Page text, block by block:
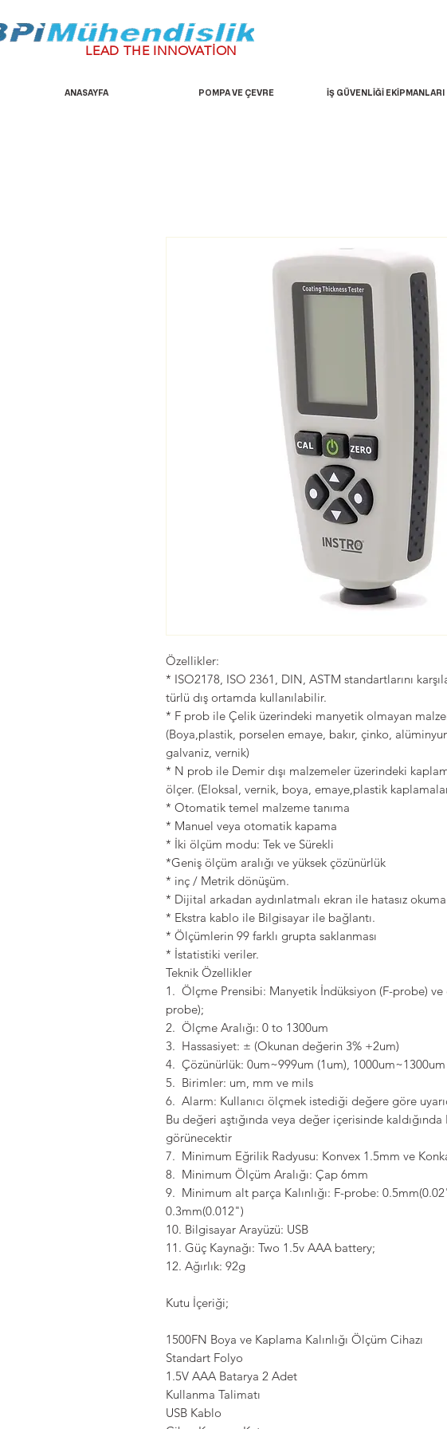
LEAD THE INNOVATİON
ANASAYFA POMPA VE ÇEVRE İŞ GÜVENLİĞİ EKİPMANLARI
Özellikler:
* ISO2178, ISO 2361, DIN, ASTM standartlarını
türlü dış ortamda kullanılabilir.
* F prob ile Çelik üzerindeki manyetik olmayan
(Boya,plastik, porselen emaye, bakır, çinko,
galvaniz, vernik)
* N prob ile Demir dışı malzemeler üzerindeki
ölçer. (Eloksal, vernik, boya, emaye,plastik
* Otomatik temel malzeme tanıma
* Manuel veya otomatik kapama
* İki ölçüm modu: Tek ve Sürekli
*Geniş ölçüm aralığı ve yüksek çözünürlük
* inç / Metrik dönüşüm.
* Dijital arkadan aydınlatmalı ekran ile hatasız okuma
* Ekstra kablo ile Bilgisayar ile bağlantı.
* Ölçümlerin 99 farklı grupta saklanması
* İstatistiki veriler.
Teknik Özellikler
1. Ölçme Prensibi: Manyetik İndüksiyon (F-probe)
probe);
2. Ölçme Aralığı: 0 to 1300um
3. Hassasiyet: ± (Okunan değerin 3% +2um)
4. Çözünürlük: 0um~999um (1um),
5. Birimler: um, mm ve mils
6. Alarm: Kullanıcı ölçmek istediği değere göre
Bu değeri aştığında veya değer içerisinde
görünecektir
7. Minimum Eğrilik Radyusu: Konvex 1.5mm ve
8. Minimum Ölçüm Aralığı: Çap 6mm
9. Minimum alt parça Kalınlığı: F-probe:
0.3mm(0.012")
10. Bilgisayar Arayüzü: USB
11. Güç Kaynağı: Two 1.5v AAA battery;
12. Ağırlık: 92g
Kutu İçeriği;
1500FN Boya ve Kaplama Kalınlığı Ölçüm Cihazı
Standart Folyo
1.5V AAA Batarya 2 Adet
Kullanma Talimatı
USB Kablo